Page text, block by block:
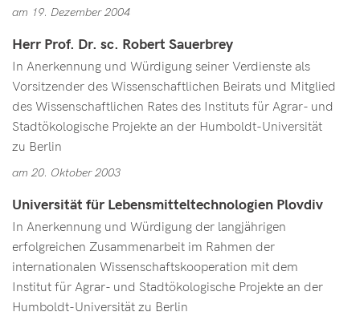
am 19. Dezember 2004
Herr Prof. Dr. sc. Robert Sauerbrey
In Anerkennung und Würdigung seiner Verdienste als
Vorsitzender des Wissenschaftlichen Beirats und Mitglied
des Wissenschaftlichen Rates des Instituts für Agrar- und
Stadtökolo­gische Projekte an der Humboldt-Universität
zu Berlin
am 20. Oktober 2003
Universität für Lebensmitteltechnologien Plovdiv
In Anerkennung und Würdigung der langjährigen
erfolgreichen Zusammenarbeit im Rahmen der
internationalen Wissenschaftskooperation mit dem
Institut für Agrar- und Stadtökologische Projekte an der
Humboldt-Universität zu Berlin